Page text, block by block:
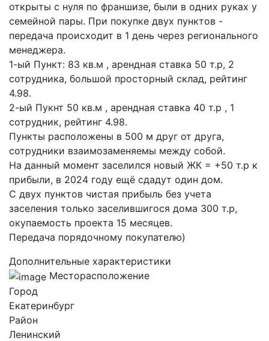
открыты с нуля по франшизе, были в одних руках у
семейной пары. При покупке двух пунктов -
передача происходит в 1 день через регионального
менеджера.
1-ый Пункт: 83 кв.м , арендная ставка 50 т.р, 2
сотрудника, большой просторный склад, рейтинг
4.98.
2-ый Пукнт 50 кв.м , арендная ставка 40 т.р , 1
сотрудник, рейтинг 4.98.
Пункты расположены в 500 м друг от друга,
сотрудники взаимозаменяемы между собой.
На данный момент заселился новый ЖК = +50 т.р к
прибыли, в 2024 году ещё сдадут один дом.
С двух пунктов чистая прибыль без учета
заселения только заселившигося дома 300 т.р,
окупаемость проекта 15 месяцев.
Передача порядочному покупателю)
Дополнительные характеристики
Месторасположение
Город
Екатеринбург
Район
Ленинский